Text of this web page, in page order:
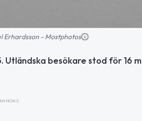
Erhardsson - Mostphotos
Utländska besökare stod för 16
ANNONS